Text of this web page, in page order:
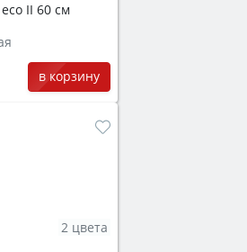
II 60 см
в корзину
2 цвета